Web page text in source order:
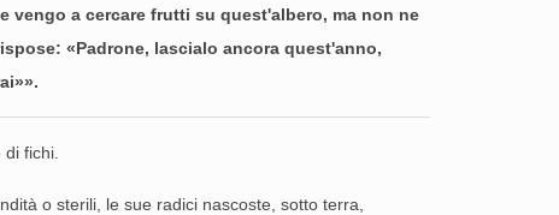
a cercare frutti su quest'albero, ma non ne
«Padrone, lascialo ancora quest'anno,
fichi.
o sterili, le sue radici nascoste, sotto terra,